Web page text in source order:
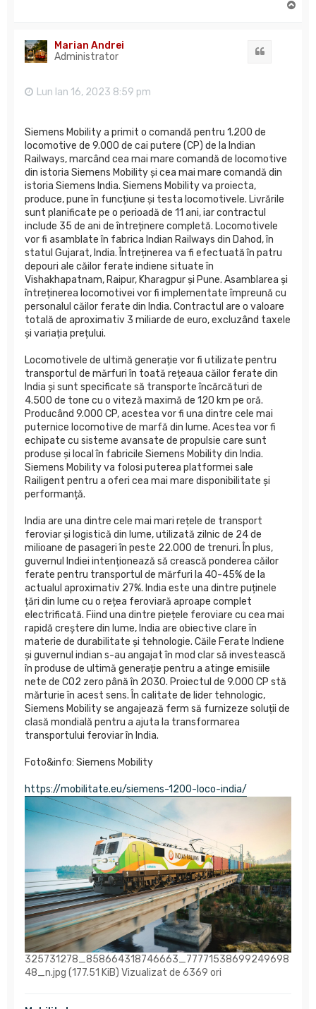
Marian Andrei
Administrator
Lun Ian 16, 2023 8:59 pm
Siemens Mobility a primit o comandă pentru 1.200 de
locomotive de 9.000 de cai putere (CP) de la Indian
Railways, marcând cea mai mare comandă de locomotive
din istoria Siemens Mobility și cea mai mare comandă din
istoria Siemens India. Siemens Mobility va proiecta,
produce, pune în funcțiune și testa locomotivele. Livrările
sunt planificate pe o perioadă de 11 ani, iar contractul
include 35 de ani de întreținere completă. Locomotivele
vor fi asamblate în fabrica Indian Railways din Dahod, în
statul Gujarat, India. Întreținerea va fi efectuată în patru
depouri ale căilor ferate indiene situate în
Vishakhapatnam, Raipur, Kharagpur și Pune. Asamblarea și
întreținerea locomotivei vor fi implementate împreună cu
personalul căilor ferate din India. Contractul are o valoare
totală de aproximativ 3 miliarde de euro, excluzând taxele
și variația prețului.
Locomotivele de ultimă generație vor fi utilizate pentru
transportul de mărfuri în toată rețeaua căilor ferate din
India și sunt specificate să transporte încărcături de
4.500 de tone cu o viteză maximă de 120 km pe oră.
Producând 9.000 CP, acestea vor fi una dintre cele mai
puternice locomotive de marfă din lume. Acestea vor fi
echipate cu sisteme avansate de propulsie care sunt
produse și local în fabricile Siemens Mobility din India.
Siemens Mobility va folosi puterea platformei sale
Railigent pentru a oferi cea mai mare disponibilitate și
performanță.
India are una dintre cele mai mari rețele de transport
feroviar și logistică din lume, utilizată zilnic de 24 de
milioane de pasageri în peste 22.000 de trenuri. În plus,
guvernul Indiei intenționează să crească ponderea căilor
ferate pentru transportul de mărfuri la 40-45% de la
actualul aproximativ 27%. India este una dintre puținele
țări din lume cu o rețea feroviară aproape complet
electrificată. Fiind una dintre piețele feroviare cu cea mai
rapidă creștere din lume, India are obiective clare în
materie de durabilitate și tehnologie. Căile Ferate Indiene
și guvernul indian s-au angajat în mod clar să investească
în produse de ultimă generație pentru a atinge emisiile
nete de CO2 zero până în 2030. Proiectul de 9.000 CP stă
mărturie în acest sens. În calitate de lider tehnologic,
Siemens Mobility se angajează ferm să furnizeze soluții de
clasă mondială pentru a ajuta la transformarea
transportului feroviar în India.
Foto&info: Siemens Mobility
https://mobilitate.eu/siemens-1200-loco-india/
325731278_858664318746663_77771538699249698
48_n.jpg (177.51 KiB) Vizualizat de 6369 ori